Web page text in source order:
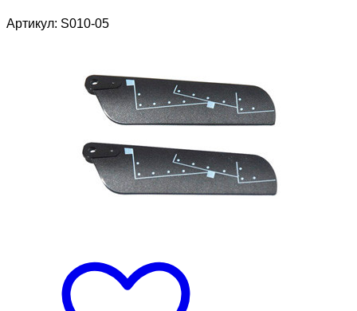
Артикул: S010-05